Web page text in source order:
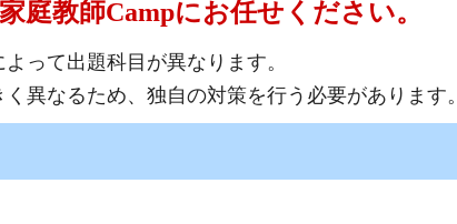
庭教師Campにお任せください。
って出題科目が異なります。
異なるため、独自の対策を行う必要があります。